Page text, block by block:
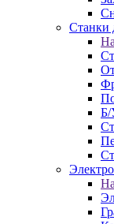
Станки
Б/